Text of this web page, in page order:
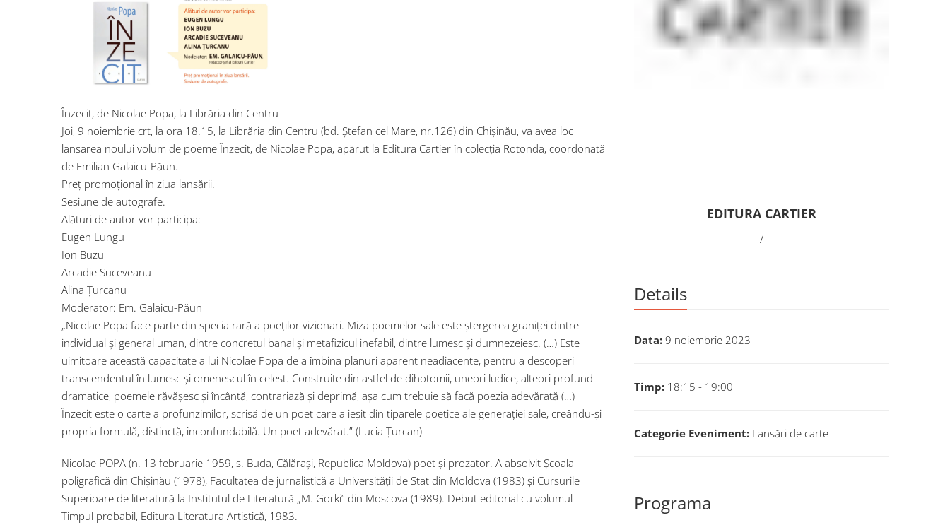
Înzecit, de Nicolae Popa, la Librăria din Centru
Joi, 9 noiembrie crt, la ora 18.15, la Librăria din Centru (bd. Ștefan cel Mare, nr.126) din Chișinău, va avea loc
lansarea noului volum de poeme Înzecit, de Nicolae Popa, apărut la Editura Cartier în colecția Rotonda, coordonată
de Emilian Galaicu-Păun.
Preț promoțional în ziua lansării.
Sesiune de autografe.
Alături de autor vor participa:
Eugen Lungu
Ion Buzu
Arcadie Suceveanu
Alina Țurcanu
Moderator: Em. Galaicu-Păun
„Nicolae Popa face parte din specia rară a poeților vizionari. Miza poemelor sale este ștergerea graniței dintre
individual și general uman, dintre concretul banal și metafizicul inefabil, dintre lumesc și dumnezeiesc. (…) Este
uimitoare această capacitate a lui Nicolae Popa de a îmbina planuri aparent neadiacente, pentru a descoperi
transcendentul în lumesc și omenescul în celest. Construite din astfel de dihotomii, uneori ludice, alteori profund
dramatice, poemele răvășesc și încântă, contrariază și deprimă, așa cum trebuie să facă poezia adevărată (…)
Înzecit este o carte a profunzimilor, scrisă de un poet care a ieșit din tiparele poetice ale generației sale, creându-și
propria formulă, distinctă, inconfundabilă. Un poet adevărat.” (Lucia Țurcan)
Nicolae POPA (n. 13 februarie 1959, s. Buda, Călăraşi, Republica Moldova) poet şi prozator. A absolvit Şcoala
poligrafică din Chişinău (1978), Facultatea de jurnalistică a Universităţii de Stat din Moldova (1983) şi Cursurile
Superioare de literatură la Institutul de Literatură „M. Gorki” din Moscova (1989). Debut editorial cu volumul
Timpul probabil, Editura Literatura Artistică, 1983.
EDITURA CARTIER
/
Details
Data: 9 noiembrie 2023
Timp: 18:15 - 19:00
Categorie Eveniment: Lansări de carte
Programa